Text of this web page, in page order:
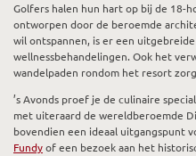
Golfers halen hun hart op bij de 18-
ontworpen door de beroemde
wil ontspannen, is er een uitgebreide
wellnessbehandelingen. Ook het
wandelpaden rondom het resort
’s Avonds proef je de culinaire
met uiteraard de wereldberoemde
bovendien een ideaal uitgangspunt
Fundyof een bezoek aan het